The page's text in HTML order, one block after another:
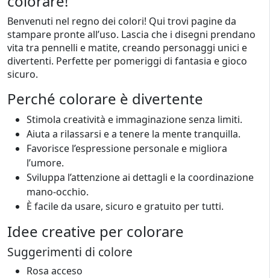
Benvenuti nel regno dei colori! Qui trovi pagine da
stampare pronte all’uso. Lascia che i disegni prendano
vita tra pennelli e matite, creando personaggi unici e
divertenti. Perfette per pomeriggi di fantasia e gioco
sicuro.
Perché colorare è divertente
Stimola creatività e immaginazione senza limiti.
Aiuta a rilassarsi e a tenere la mente tranquilla.
Favorisce l’espressione personale e migliora
l’umore.
Sviluppa l’attenzione ai dettagli e la coordinazione
mano-occhio.
È facile da usare, sicuro e gratuito per tutti.
Idee creative per colorare
Suggerimenti di colore
Rosa acceso